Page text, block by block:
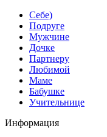
Себе)
Подруге
Мужчине
Дочке
Партнеру
Любимой
Маме
Бабушке
Учительнице
Информация